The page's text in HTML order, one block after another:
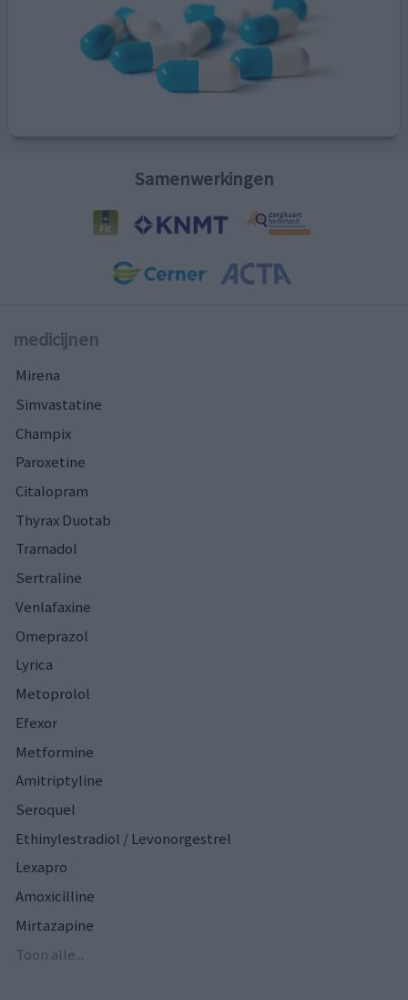
Samenwerkingen
medicijnen
Mirena
Simvastatine
Champix
Paroxetine
Citalopram
Thyrax Duotab
Tramadol
Sertraline
Venlafaxine
Omeprazol
Lyrica
Metoprolol
Efexor
Metformine
Amitriptyline
Seroquel
Ethinylestradiol / Levonorgestrel
Lexapro
Amoxicilline
Mirtazapine
Toon alle...